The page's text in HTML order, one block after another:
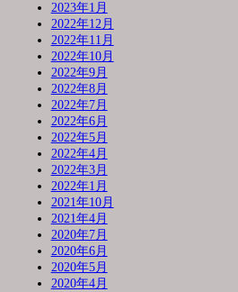
2023年1月
2022年12月
2022年11月
2022年10月
2022年9月
2022年8月
2022年7月
2022年6月
2022年5月
2022年4月
2022年3月
2022年1月
2021年10月
2021年4月
2020年7月
2020年6月
2020年5月
2020年4月